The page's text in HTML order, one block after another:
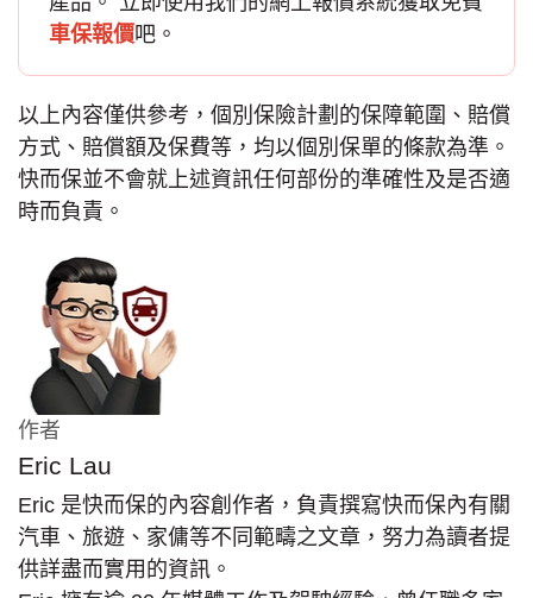
車保報價吧。
以上內容僅供參考，個別保險計劃的保障範圍、賠償
方式、賠償額及保費等，均以個別保單的條款為準。
快而保並不會就上述資訊任何部份的準確性及是否適
時而負責。
作者
Eric Lau
Eric 是快而保的內容創作者，負責撰寫快而保內有關
汽車、旅遊、家傭等不同範疇之文章，努力為讀者提
供詳盡而實用的資訊。